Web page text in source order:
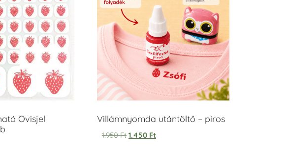
Ovisjel
Villámnyomda utántöltő – piros
1.950Ft 1.450 Ft